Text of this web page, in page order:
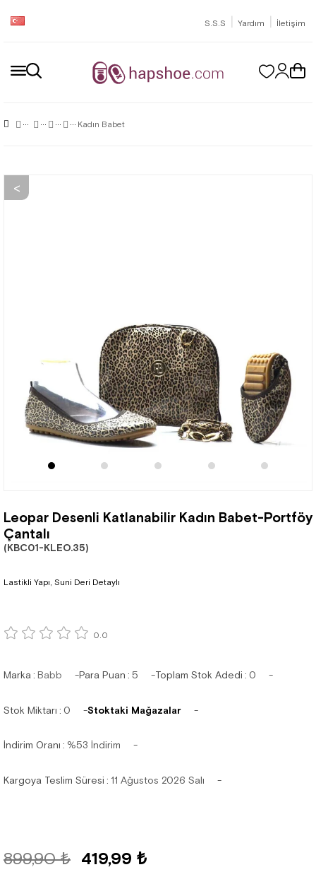
S.S.S | Yardım | İletişim
Kadın Babet
Leopar Desenli Katlanabilir Kadın Babet-Portföy
Çantalı
(KBC01-KLEO.35)
Lastikli Yapı, Suni Deri Detaylı
0.0
Marka: Babb Para Puan : 5 Toplam Stok Adedi : 0
Stok Miktarı : 0 Stoktaki Mağazalar
İndirim Oranı : %53 İndirim
Kargoya Teslim Süresi : 11 Ağustos 2026 Salı
899,90 ₺ 419,99 ₺